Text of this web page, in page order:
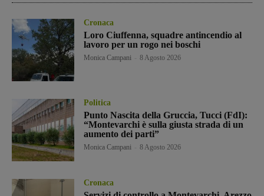
Cronaca
Loro Ciuffenna, squadre antincendio al
lavoro per un rogo nei boschi
Monica Campani 8 Agosto 2026
Politica
Punto Nascita della Gruccia, Tucci (FdI):
“Montevarchi è sulla giusta strada di un
aumento dei parti”
Monica Campani 8 Agosto 2026
Cronaca